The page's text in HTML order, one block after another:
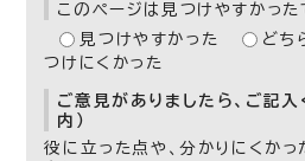
このページは見つけやすかった
見つけやすかった
どち
つけにくかった
ご意見がありましたら、ご記
内）
役に立った点や、分かりにくか